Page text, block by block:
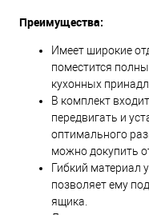
Преимущества:
Имеет широкие
поместится
кухонных
В комплект
передвигать и
оптимального
можно докупить
Гибкий материал
позволяет ему
ящика.